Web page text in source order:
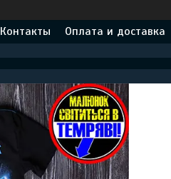
Контакты Оплата и доставка